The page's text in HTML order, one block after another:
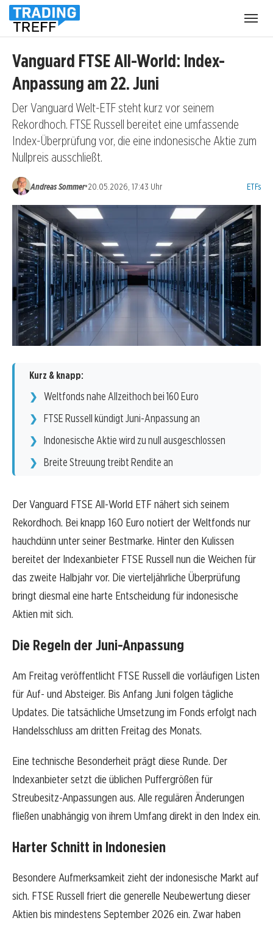
Vanguard FTSE All-World: Index-
Anpassung am 22. Juni
Der Vanguard Welt-ETF steht kurz vor seinem
Rekordhoch. FTSE Russell bereitet eine umfassende
Index-Überprüfung vor, die eine indonesische Aktie zum
Nullpreis ausschließt.
Andreas Sommer•20.05.2026, 17:43 Uhr ETFs
Kurz & knapp:
Weltfonds nahe Allzeithoch bei 160 Euro
FTSE Russell kündigt Juni-Anpassung an
Indonesische Aktie wird zu null ausgeschlossen
Breite Streuung treibt Rendite an
Der Vanguard FTSE All-World ETF nähert sich seinem
Rekordhoch. Bei knapp 160 Euro notiert der Weltfonds nur
hauchdünn unter seiner Bestmarke. Hinter den Kulissen
bereitet der Indexanbieter FTSE Russell nun die Weichen für
das zweite Halbjahr vor. Die vierteljährliche Überprüfung
bringt diesmal eine harte Entscheidung für indonesische
Aktien mit sich.
Die Regeln der Juni-Anpassung
Am Freitag veröffentlicht FTSE Russell die vorläufigen Listen
für Auf- und Absteiger. Bis Anfang Juni folgen tägliche
Updates. Die tatsächliche Umsetzung im Fonds erfolgt nach
Handelsschluss am dritten Freitag des Monats.
Eine technische Besonderheit prägt diese Runde. Der
Indexanbieter setzt die üblichen Puffergrößen für
Streubesitz-Anpassungen aus. Alle regulären Änderungen
fließen unabhängig von ihrem Umfang direkt in den Index ein.
Harter Schnitt in Indonesien
Besondere Aufmerksamkeit zieht der indonesische Markt auf
sich. FTSE Russell friert die generelle Neubewertung dieser
Aktien bis mindestens September 2026 ein. Zwar haben